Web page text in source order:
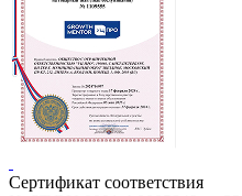
Сертификат соответствия